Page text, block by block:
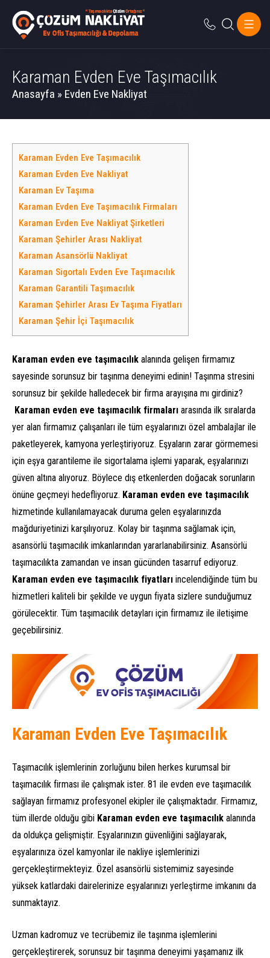
Karaman Evden Eve Taşımacılık
Anasayfa » Evden Eve Nakliyat
Karaman Evden Eve Taşımacılık
Karaman Evden Eve Nakliyat
Karaman Ev Taşıma
Karaman Evden Eve Taşımacılık Firmaları
Karaman Evden Eve Nakliyat Şirketleri
Karaman Şehirler Arası Nakliyat
Karaman Asansörlü Nakliyat
Karaman Sigortalı Evden Eve Taşımacılık
Karaman Garantili Taşımacılık
Karaman Şehirler Arası Ev Taşıma Fiyatları
Karaman Şehir İçi Taşımacılık
Karaman evden eve taşımacılık alanında gelişen firmamız
sayesinde sorunsuz bir taşınma deneyimi edinin! Taşınma stresini
sorunsuz bir şekilde halledecek bir firma arayışına mı girdiniz?
Karaman evden eve taşımacılık firmaları arasında ilk sıralarda
yer alan firmamız çalışanları ile tüm eşyalarınızı özel ambalajlar ile
paketleyerek, kamyona yerleştiriyoruz. Eşyaların zarar görmemesi
için eşya garantileme ile sigortalama işlemi yaparak, eşyalarınızı
güven altına alıyoruz. Böylece dış etkenlerden doğacak sorunların
önüne geçmeyi hedefliyoruz. Karaman evden eve taşımacılık
hizmetinde kullanılamayacak duruma gelen eşyalarınızda
mağduriyetinizi karşılıyoruz. Kolay bir taşınma sağlamak için,
asansörlü taşımacılık imkanlarından yararlanabilirsiniz. Asansörlü
taşımacılıkta zamandan ve insan gücünden tasarruf ediyoruz.
Karaman evden eve taşımacılık fiyatları incelendiğinde tüm bu
hizmetleri kaliteli bir şekilde ve uygun fiyata sizlere sunduğumuz
görülecektir. Tüm taşımacılık detayları için firmamız ile iletişime
geçebilirsiniz.
Karaman Evden Eve Taşımacılık
Taşımacılık işlemlerinin zorluğunu bilen herkes kurumsal bir
taşımacılık firması ile çalışmak ister. 81 ile evden eve taşımacılık
sağlayan firmamız profesyonel ekipler ile çalışmaktadır. Firmamız,
tüm illerde olduğu gibi Karaman evden eve taşımacılık alanında
da oldukça gelişmiştir. Eşyalarınızın güvenliğini sağlayarak,
eşyalarınıza özel kamyonlar ile nakliye işlemlerinizi
gerçekleştirmekteyiz. Özel asansörlü sistemimiz sayesinde
yüksek katlardaki dairelerinize eşyalarınızı yerleştirme imkanını da
sunmaktayız.
Uzman kadromuz ve tecrübemiz ile taşınma işlemlerini
gerçekleştirerek, sorunsuz bir taşınma deneyimi yaşamanız ilk